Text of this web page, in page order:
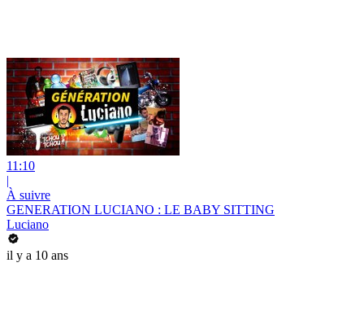
11:10
|
À suivre
GENERATION LUCIANO : LE BABY SITTING
Luciano
il y a 10 ans